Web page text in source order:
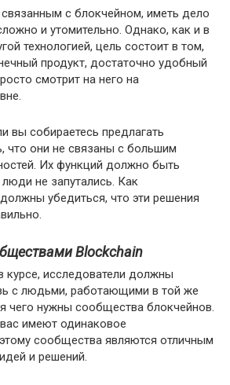
с блокчейном, иметь дело
и утомительно. Однако, как и в
технологией, цель состоит в том,
продукт, достаточно удобный
смотрит на него на
вы собираетесь предлагать
что они не связаны с большим
Их функций должно быть
не запутались. Как
убедиться, что эти решения
Blockchain
курсе, исследователи должны
с людьми, работающими в той же
чего нужны сообщества блокчейнов.
имеют одинаковое
сообщества являются отличным
и решений.